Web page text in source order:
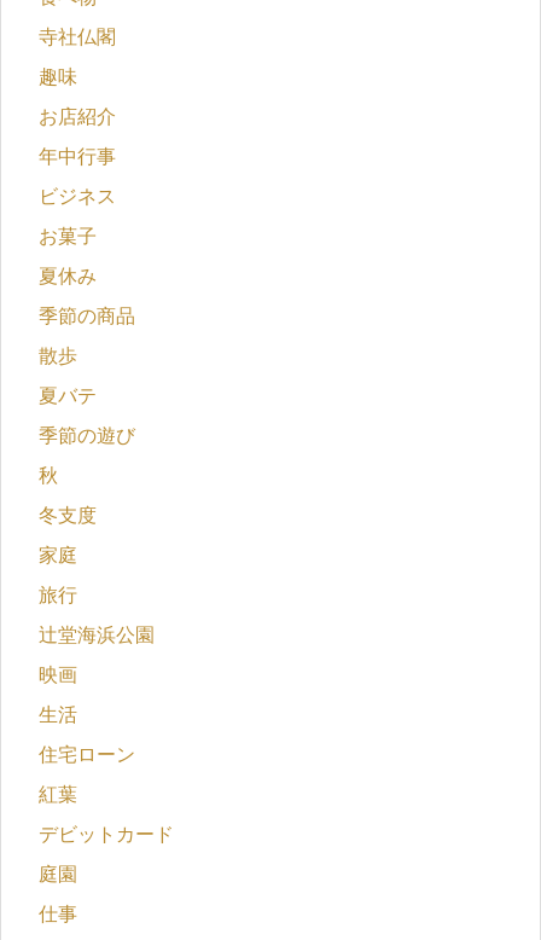
寺社仏閣
趣味
お店紹介
年中行事
ビジネス
お菓子
夏休み
季節の商品
散歩
夏バテ
季節の遊び
秋
冬支度
家庭
旅行
辻堂海浜公園
映画
生活
住宅ローン
紅葉
デビットカード
庭園
仕事